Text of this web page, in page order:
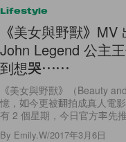
Lifestyle
《美女與野獸》MV
John Legend 公主
到想哭⋯⋯
《美女與野獸》（Beauty
憶，如今更被翻拍成真人電
有 2 個星期，今日官方率先
By Emily.W/2017年3月6日